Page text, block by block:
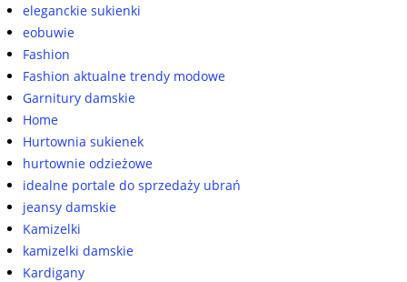
eleganckie sukienki
eobuwie
Fashion
Fashion aktualne trendy modowe
Garnitury damskie
Home
Hurtownia sukienek
hurtownie odzieżowe
idealne portale do sprzedaży ubrań
jeansy damskie
Kamizelki
kamizelki damskie
Kardigany